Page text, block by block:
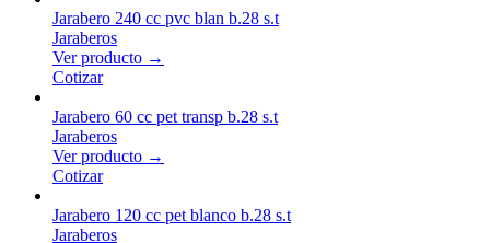
Jarabero 240 cc pvc blan b.28 s.t
Jaraberos
Ver producto →
Cotizar
Jarabero 60 cc pet transp b.28 s.t
Jaraberos
Ver producto →
Cotizar
Jarabero 120 cc pet blanco b.28 s.t
Jaraberos